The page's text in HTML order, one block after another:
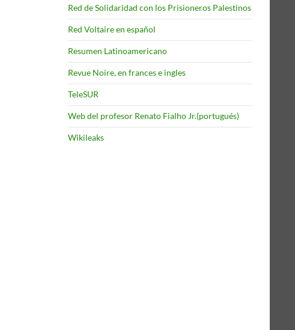
Red de Solidaridad con los Prisioneros Palestinos
Red Voltaire en español
Resumen Latinoamericano
Revue Noire, en frances e ingles
TeleSUR
Web del profesor Renato Fialho Jr.(portugués)
Wikileaks